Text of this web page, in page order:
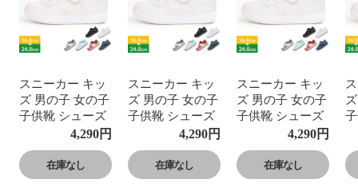
スニーカー キッ
ズ 男の子 女の子
子供靴 シューズ
3E 赤 レッド グ
レー ネイビー 白
ホワイト 黒 ブラ
ック アウトドア
4,290円
在庫なし
スニーカー キッ
ズ 男の子 女の子
子供靴 シューズ
3E 赤 レッド グ
レー ネイビー 白
ホワイト 黒 ブラ
ック アウトドア
4,290円
在庫なし
スニーカー キッ
ズ 男の子 女の子
子供靴 シューズ
3E 赤 レッド グ
レー ネイビー 白
ホワイト 黒 ブラ
ック アウトドア
4,290円
在庫なし